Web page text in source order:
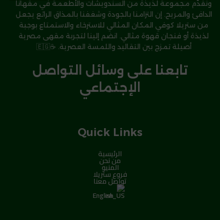
ونقدّم مجموعة لذيذة من السندويشات والأطعمة في مقهانا
الدافئ والمريح. إن التزامنا بالجودة وشغفنا بالمذاق الرائع يجعل
من ستريلا كوفي المكان المثالي للاسترخاء والاستمتاع بوجبة
لذيذة أو فنجان قهوة مثالي. انضم إلينا لتجربة مقهى مصرية
أصيلة تمزج بين التقاليد واللمسة العصرية. ☕🇪🇬
تابعنا على وسائل التواصل
الإجتماعي
Quick Links
الرئيسية
من نحن
المنيو
فروع ستريلا
تواصل معنا
English